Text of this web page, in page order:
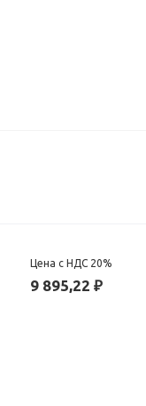
Цена с НДС 20%
9 895,22 ₽